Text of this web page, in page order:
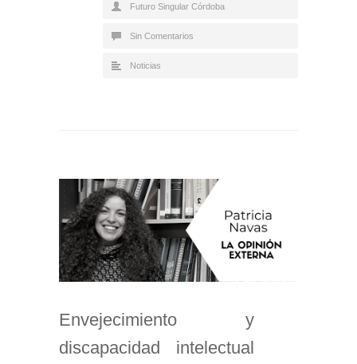
Futuro Singular Córdoba
Sin Comentarios
Noticias
Envejecimiento y
discapacidad intelectual